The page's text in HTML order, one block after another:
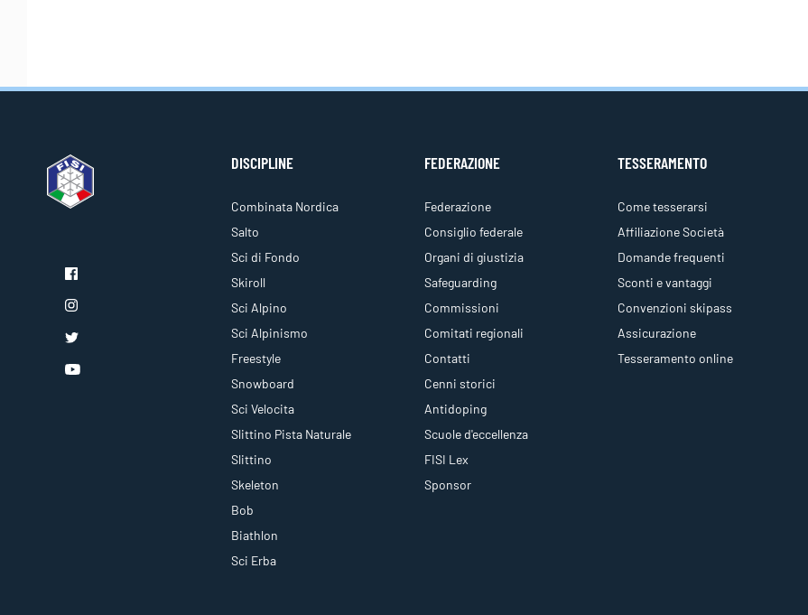
DISCIPLINE
Combinata Nordica
Salto
Sci di Fondo
Skiroll
Sci Alpino
Sci Alpinismo
Freestyle
Snowboard
Sci Velocita
Slittino Pista Naturale
Slittino
Skeleton
Bob
Biathlon
Sci Erba
FEDERAZIONE
Federazione
Consiglio federale
Organi di giustizia
Safeguarding
Commissioni
Comitati regionali
Contatti
Cenni storici
Antidoping
Scuole d'eccellenza
FISI Lex
Sponsor
TESSERAMENTO
Come tesserarsi
Affiliazione Società
Domande frequenti
Sconti e vantaggi
Convenzioni skipass
Assicurazione
Tesseramento online